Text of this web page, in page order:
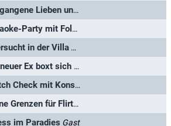
Lieben und neue Konflikte
Party mit Folgen
in der Villa Gast
Ex boxt sich ins Liebeschaos
Check mit Konsequenzen
Grenzen für Flirtwillige
im Paradies Gast